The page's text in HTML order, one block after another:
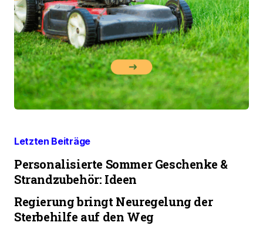
Letzten Beiträge
Personalisierte Sommer Geschenke &
Strandzubehör: Ideen
Regierung bringt Neuregelung der
Sterbehilfe auf den Weg